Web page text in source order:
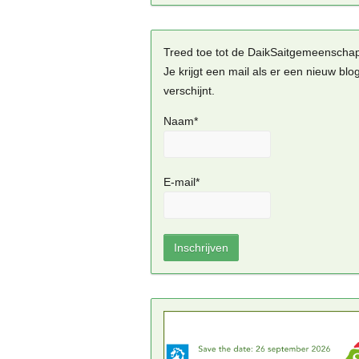
Treed toe tot de
Je krijgt een mail als er een nieuw
verschijnt.
Naam*
E-mail*